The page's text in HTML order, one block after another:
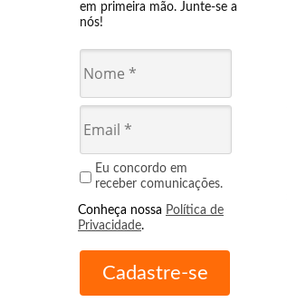
em primeira mão. Junte-se a
nós!
Eu concordo em
receber comunicações.
Conheça nossa Política de
Privacidade.